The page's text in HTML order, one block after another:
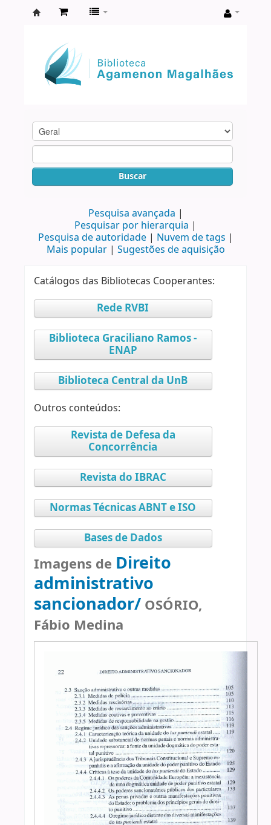
Agamenon
Magalhães
Buscar
Pesquisa avançada
Pesquisar por hierarquia
Pesquisa de autoridade
Nuvem de tags
Mais popular
Sugestões de aquisição
Catálogos das Bibliotecas Cooperantes:
Rede RVBI
Biblioteca Graciliano Ramos -
ENAP
Biblioteca Central da UnB
Outros conteúdos:
Revista de Defesa da
Concorrência
Revista do IBRAC
Normas Técnicas ABNT e ISO
Bases de Dados
Imagens de Direito
administrativo
sancionador/ OSÓRIO,
Fábio Medina